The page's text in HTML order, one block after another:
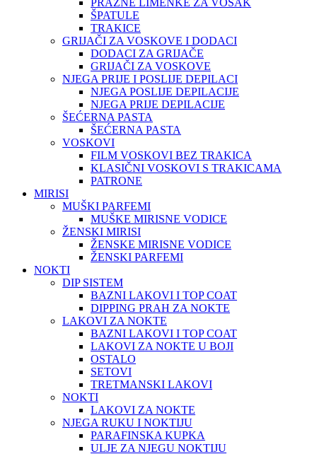
PRAZNE LIMENKE ZA VOSAK
ŠPATULE
TRAKICE
GRIJAČI ZA VOSKOVE I DODACI
DODACI ZA GRIJAČE
GRIJAČI ZA VOSKOVE
NJEGA PRIJE I POSLIJE DEPILACI
NJEGA POSLIJE DEPILACIJE
NJEGA PRIJE DEPILACIJE
ŠEĆERNA PASTA
ŠEĆERNA PASTA
VOSKOVI
FILM VOSKOVI BEZ TRAKICA
KLASIČNI VOSKOVI S TRAKICAMA
PATRONE
MIRISI
MUŠKI PARFEMI
MUŠKE MIRISNE VODICE
ŽENSKI MIRISI
ŽENSKE MIRISNE VODICE
ŽENSKI PARFEMI
NOKTI
DIP SISTEM
BAZNI LAKOVI I TOP COAT
DIPPING PRAH ZA NOKTE
LAKOVI ZA NOKTE
BAZNI LAKOVI I TOP COAT
LAKOVI ZA NOKTE U BOJI
OSTALO
SETOVI
TRETMANSKI LAKOVI
NOKTI
LAKOVI ZA NOKTE
NJEGA RUKU I NOKTIJU
PARAFINSKA KUPKA
ULJE ZA NJEGU NOKTIJU